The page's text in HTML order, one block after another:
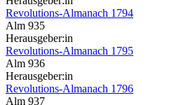
Revolutions-Almanach 1794
Alm 935
Herausgeber:in
Revolutions-Almanach 1795
Alm 936
Herausgeber:in
Revolutions-Almanach 1796
Alm 937